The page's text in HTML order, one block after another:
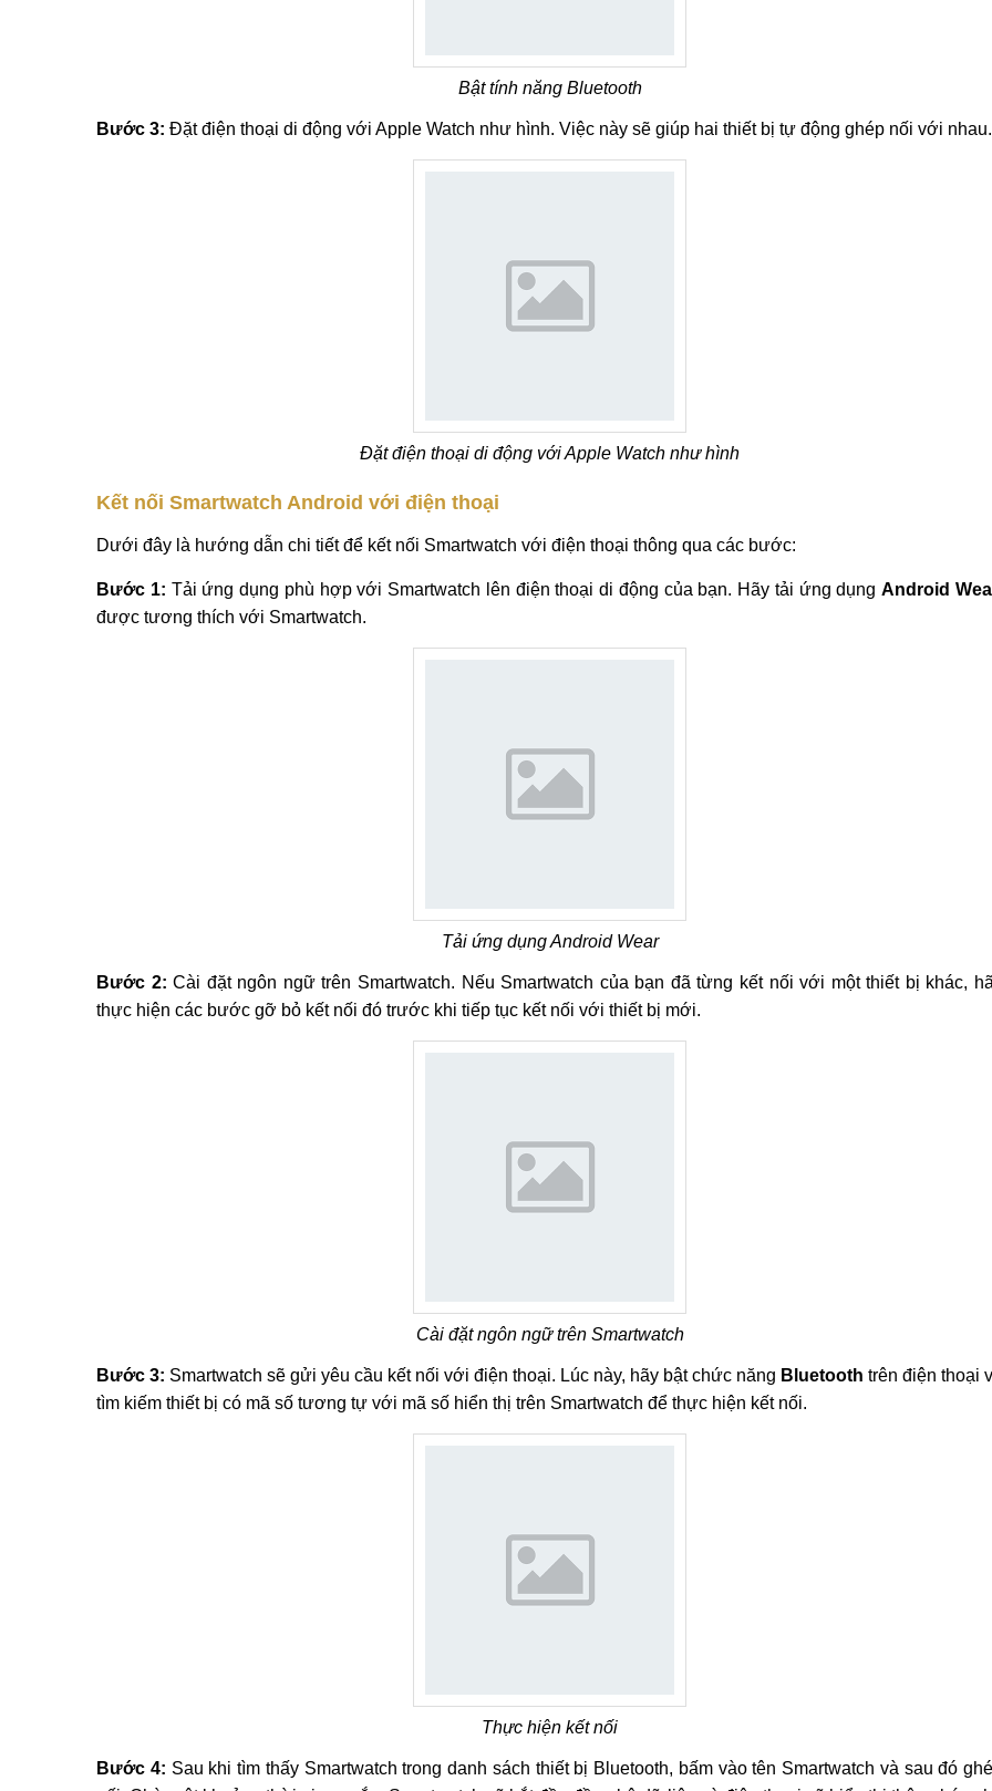
Bật tính năng Bluetooth
Bước 3: Đặt điện thoại di động với Apple Watch như hình. Việc này sẽ giúp hai thiết bị tự động ghép nối với nhau.
Đặt điện thoại di động với Apple Watch như hình
Kết nối Smartwatch Android với điện thoại
Dưới đây là hướng dẫn chi tiết để kết nối Smartwatch với điện thoại thông qua các bước:
Bước 1: Tải ứng dụng phù hợp với Smartwatch lên điện thoại di động của bạn. Hãy tải ứng dụngAndroid
được tương thích với Smartwatch.
Tải ứng dụng Android Wear
Bước 2: Cài đặt ngôn ngữ trên Smartwatch. Nếu Smartwatch của bạn đã từng kết nối với một thiết bị khác,
thực hiện các bước gỡ bỏ kết nối đó trước khi tiếp tục kết nối với thiết bị mới.
Cài đặt ngôn ngữ trên Smartwatch
Bước 3: Smartwatch sẽ gửi yêu cầu kết nối với điện thoại. Lúc này, hãy bật chức năng Bluetooth trên điện thoại
tìm kiếm thiết bị có mã số tương tự với mã số hiển thị trên Smartwatch để thực hiện kết nối.
Thực hiện kết nối
Bước 4: Sau khi tìm thấy Smartwatch trong danh sách thiết bị Bluetooth, bấm vào tên Smartwatch và sau đó